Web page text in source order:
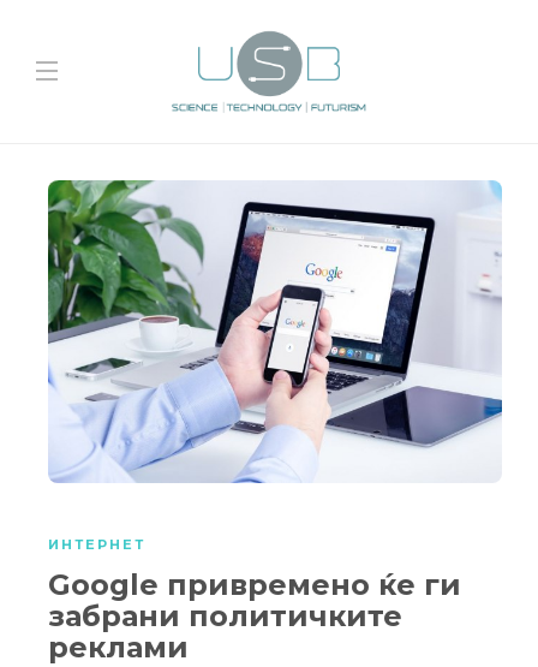
ИНТЕРНЕТ
Google привремено ќе ги
забрани политичките
реклами